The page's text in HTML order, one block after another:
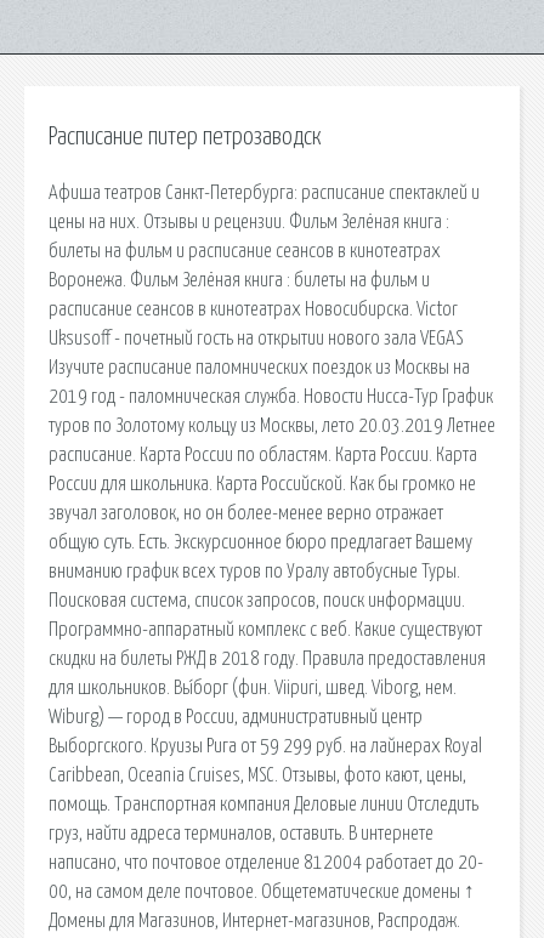
Расписание питер петрозаводск
Афиша театров Санкт-Петербурга: расписание спектаклей и
цены на них. Отзывы и рецензии. Фильм Зелёная книга :
билеты на фильм и расписание сеансов в кинотеатрах
Воронежа. Фильм Зелёная книга : билеты на фильм и
расписание сеансов в кинотеатрах Новосибирска. Victor
Uksusoff - почетный гость на открытии нового зала VEGAS
Изучите расписание паломнических поездок из Москвы на
2019 год - паломническая служба. Новости Нисса-Тур График
туров по Золотому кольцу из Москвы, лето 20.03.2019 Летнее
расписание. Карта России по областям. Карта России. Карта
России для школьника. Карта Российской. Как бы громко не
звучал заголовок, но он более-менее верно отражает
общую суть. Есть. Экскурсионное бюро предлагает Вашему
вниманию график всех туров по Уралу автобусные Туры.
Поисковая сиcтема, список запросов, поиск информации.
Программно-аппаратный комплекс с веб. Какие существуют
скидки на билеты РЖД в 2018 году. Правила предоставления
для школьников. Вы́борг (фин. Viipuri, швед. Viborg, нем.
Wiburg) — город в России, административный центр
Выборгского. Круизы Рига от 59 299 руб. на лайнерах Royal
Caribbean, Oceania Cruises, MSC. Отзывы, фото кают, цены,
помощь. Транспортная компания Деловые линии Отследить
груз, найти адреса терминалов, оставить. В интернете
написано, что почтовое отделение 812004 работает до 20-
00, на самом деле почтовое. Общетематические домены ↑
Домены для Магазинов, Интернет-магазинов, Распродаж.